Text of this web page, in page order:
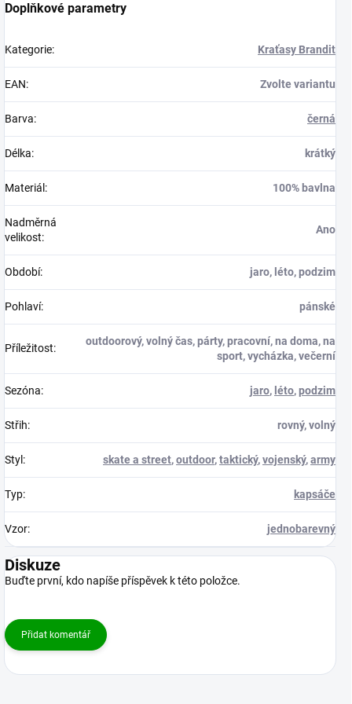
Doplňkové parametry
Kategorie: Kraťasy Brandit
EAN: Zvolte variantu
Barva: černá
Délka: krátký
Materiál : 100% bavlna
Nadměrná
velikost:
Ano
Období: jaro, léto, podzim
Pohlaví: pánské
Příležitost:
outdoorový, volný čas, párty, pracovní, na doma, na
sport, vycházka, večerní
Sezóna: jaro, léto,podzim
Střih: rovný, volný
Styl : skate a street,outdoor,taktický,vojenský,army
Typ: kapsáče
Vzor: jednobarevný
Diskuze
Buďte první, kdo napíše příspěvek k této položce.
Přidat komentář